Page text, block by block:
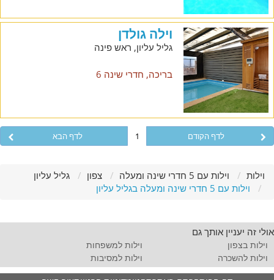
וילה גולדן
גליל עליון, ראש פינה
בריכה, חדרי שינה 6
לדף הקודם 1 לדף הבא
וילות וילות עם 5 חדרי שינה ומעלה צפון
גליל עליון
וילות עם 5 חדרי שינה ומעלה בגליל עליון
אולי זה יעניין אותך גם
וילות בצפון
וילות למשפחות
וילות להשכרה
וילות למסיבות